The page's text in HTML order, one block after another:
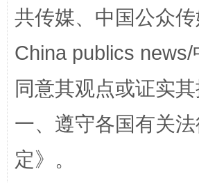
共传媒、中国公众
China publics
同意其观点或证实
一、遵守各国有关
定》。